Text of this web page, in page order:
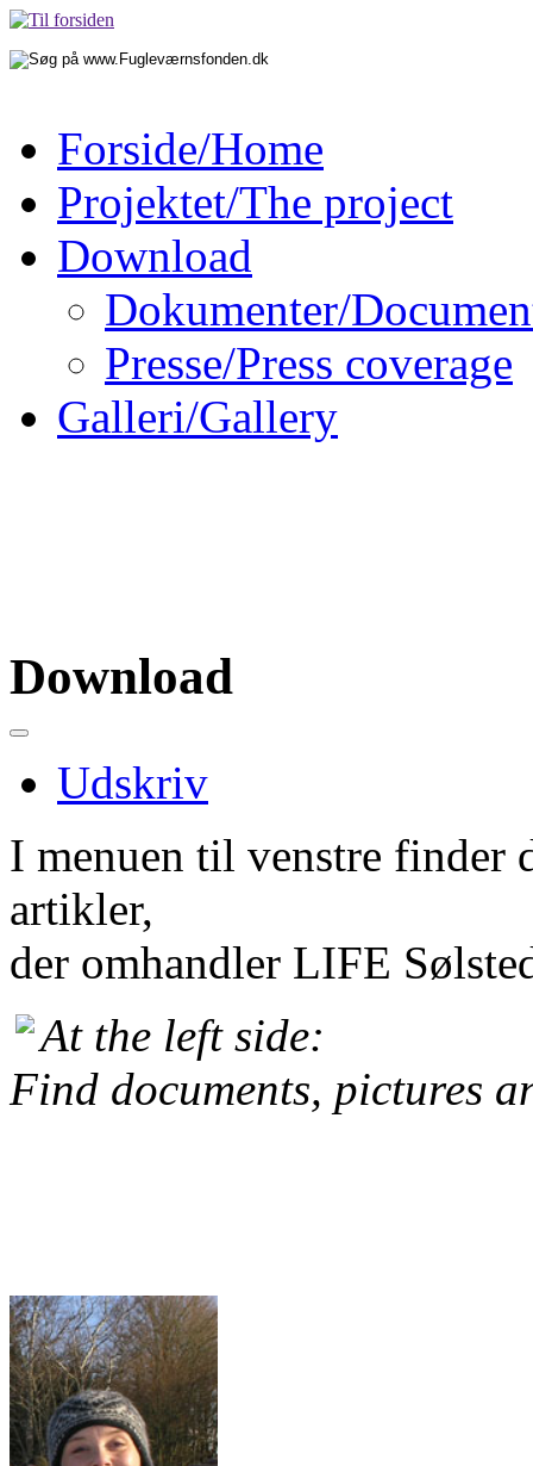
Forside/Home
Projektet/The project
Download
Dokumenter/
Presse/Press coverage
Galleri/Gallery
Download
Udskriv
I menuen til venstre finder
artikler,
der omhandler LIFE
At the left side:
Find documents, pictures